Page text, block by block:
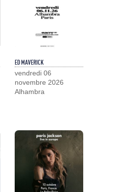
ED MAVERICK
vendredi 06
novembre 2026
Alhambra